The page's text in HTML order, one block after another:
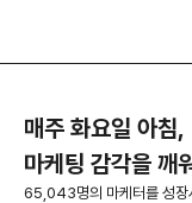
매주 화요일 아침,
마케팅 감각을 깨
65,043명의 마케터를 성장